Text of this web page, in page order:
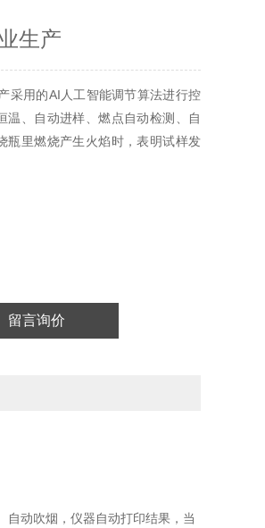
生产
采用的AI人工智能调节算法进行控
温、自动进样、燃点自动检测、自
瓶里燃烧产生火焰时，表明试样发
自燃点。
留言询价
自动吹烟，仪器自动打印结果，当